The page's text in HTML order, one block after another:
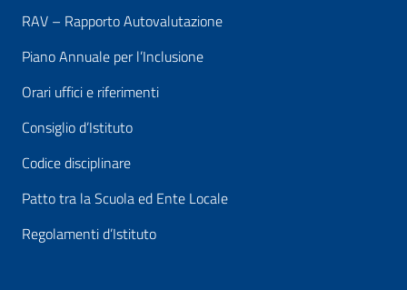
RAV – Rapporto Autovalutazione
Piano Annuale per l’Inclusione
Orari uffici e riferimenti
Consiglio d’Istituto
Codice disciplinare
Patto tra la Scuola ed Ente Locale
Regolamenti d’Istituto